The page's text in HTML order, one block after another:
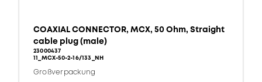
COAXIAL CONNECTOR, MCX, 50 Ohm, Straight
cable plug (male)
23000437
11_MCX-50-2-16/133_NH
Großverpackung